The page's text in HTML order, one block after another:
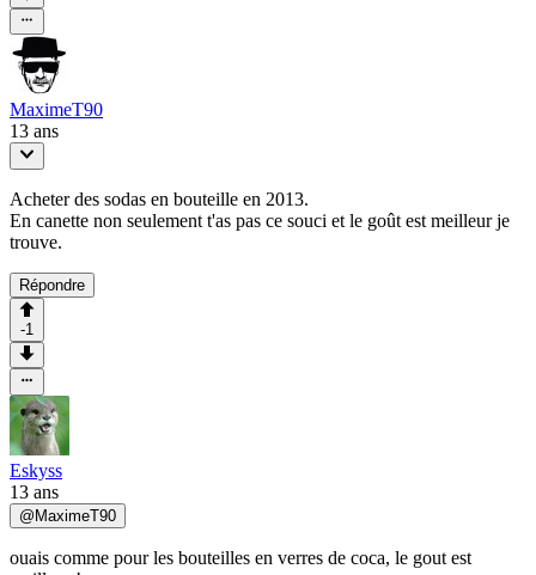
MaximeT90
13 ans
Acheter des sodas en bouteille en 2013.
En canette non seulement t'as pas ce souci et le goût est meilleur je
trouve.
Répondre
-1
Eskyss
13 ans
@MaximeT90
ouais comme pour les bouteilles en verres de coca, le gout est